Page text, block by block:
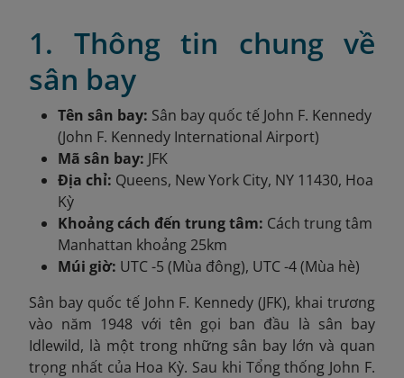
1. Thông tin chung về
sân bay
Tên sân bay: Sân bay quốc tế John F. Kennedy
(John F. Kennedy International Airport)
Mã sân bay: JFK
Địa chỉ: Queens, New York City, NY 11430, Hoa
Kỳ
Khoảng cách đến trung tâm: Cách trung tâm
Manhattan khoảng 25km
Múi giờ: UTC -5 (Mùa đông), UTC -4 (Mùa hè)
Sân bay quốc tế John F. Kennedy (JFK), khai trương
vào năm 1948 với tên gọi ban đầu là sân bay
Idlewild, là một trong những sân bay lớn và quan
trọng nhất của Hoa Kỳ. Sau khi Tổng thống John F.